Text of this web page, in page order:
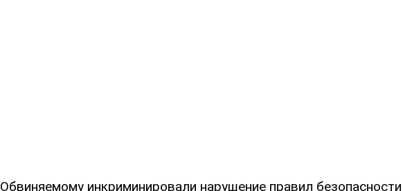
Обвиняемому инкриминировали нарушение правил